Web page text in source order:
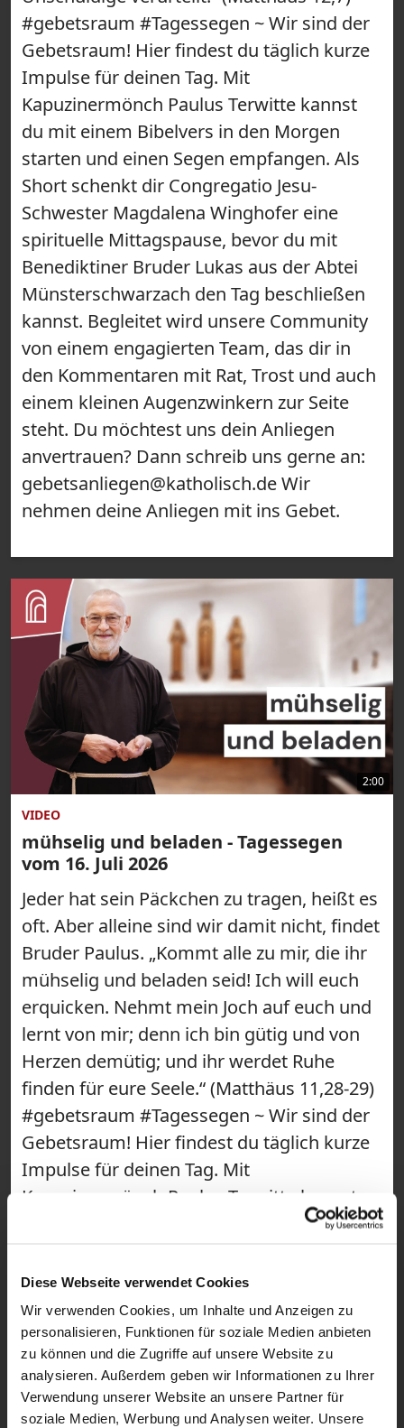
Diese Webseite verwendet Cookies
Wir verwenden Cookies, um Inhalte und Anzeigen zu
personalisieren, Funktionen für soziale Medien anbieten
zu können und die Zugriffe auf unsere Website zu
analysieren. Außerdem geben wir Informationen zu Ihrer
Verwendung unserer Website an unsere Partner für
soziale Medien, Werbung und Analysen weiter. Unsere
#gebetsraum #Tagessegen ~ Wir sind der
Gebetsraum! Hier findest du täglich kurze
Impulse für deinen Tag. Mit
Kapuzinermönch Paulus Terwitte kannst
du mit einem Bibelvers in den Morgen
starten und einen Segen empfangen. Als
Short schenkt dir Congregatio Jesu-
Schwester Magdalena Winghofer eine
spirituelle Mittagspause, bevor du mit
Benediktiner Bruder Lukas aus der Abtei
Münsterschwarzach den Tag beschließen
kannst. Begleitet wird unsere Community
von einem engagierten Team, das dir in
den Kommentaren mit Rat, Trost und auch
einem kleinen Augenzwinkern zur Seite
steht. Du möchtest uns dein Anliegen
anvertrauen? Dann schreib uns gerne an:
gebetsanliegen@katholisch.de Wir
nehmen deine Anliegen mit ins Gebet.
2:00
VIDEO
mühselig und beladen - Tagessegen
vom 16. Juli 2026
Jeder hat sein Päckchen zu tragen, heißt es
oft. Aber alleine sind wir damit nicht, findet
Bruder Paulus. „Kommt alle zu mir, die ihr
mühselig und beladen seid! Ich will euch
erquicken. Nehmt mein Joch auf euch und
lernt von mir; denn ich bin gütig und von
Herzen demütig; und ihr werdet Ruhe
finden für eure Seele.“ (Matthäus 11,28-29)
#gebetsraum #Tagessegen ~ Wir sind der
Gebetsraum! Hier findest du täglich kurze
Impulse für deinen Tag. Mit
Kapuzinermönch Paulus Terwitte kannst
du mit einem Bibelvers in den Morgen
Short schenkt dir Congregatio Jesu-
Schwester Magdalena Winghofer eine
spirituelle Mittagspause, bevor du mit
Benediktiner Bruder Lukas aus der Abtei
Münsterschwarzach den Tag beschließen
kannst. Begleitet wird unsere Community